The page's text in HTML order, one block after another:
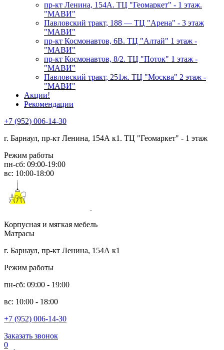
пр-кт Ленина, 154А. ТЦ "Геомаркет" - 1 этаж.
"МАВИ"
​Павловский тракт, 188 — ТЦ "Арена" - 3 этаж
"МАВИ"
пр-кт Космонавтов, 6В. ТЦ "Алтай" 1 этаж -
"МАВИ"
пр-кт Космонавтов, 8/2. ТЦ "Поток" 1 этаж -
"МАВИ"
Павловский тракт, 251ж. ТЦ "Москва" 2 этаж -
"МАВИ"
Акции!
Рекомендации
+7 (952) 006-14-30
г. Барнаул, пр-кт Ленина, 154А к1. ТЦ "Геомаркет" - 1 этаж
Режим работы
пн-сб: 09:00-19:00
вс: 10:00-18:00
Корпусная и мягкая мебель
Матрасы
г. Барнаул, пр-кт Ленина, 154А к1
Режим работы
пн-сб: 09:00 - 19:00
вс: 10:00 - 18:00
+7 (952) 006-14-30
Заказать звонок
0